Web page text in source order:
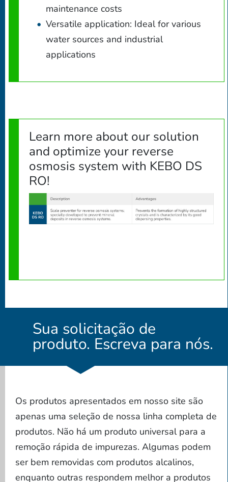
maintenance costs
Versatile application: Ideal for various
water sources and industrial
applications
Learn more about our solution
and optimize your reverse
osmosis system with KEBO DS
RO!
Sua solicitação de
produto. Escreva para nós.
Os produtos apresentados em nosso site são
apenas uma seleção de nossa linha completa de
produtos. Não há um produto universal para a
remoção rápida de impurezas. Algumas podem
ser bem removidas com produtos alcalinos,
enquanto outras respondem melhor a produtos